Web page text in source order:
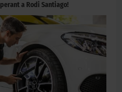
a Rodi Santiago!